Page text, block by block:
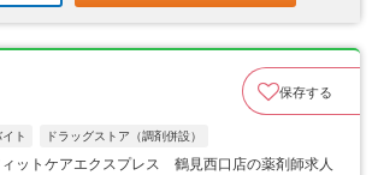
保存する
ト ドラッグストア（調剤併設）
ットケアエクスプレス 鶴見西口店の薬剤師求人